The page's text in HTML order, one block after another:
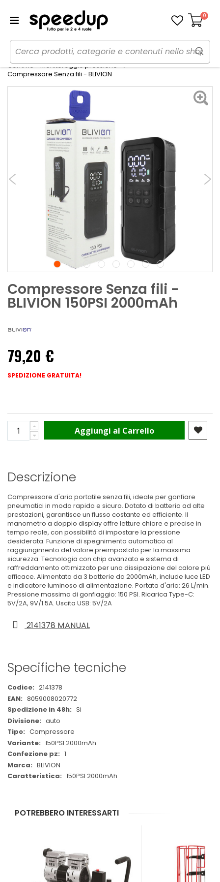
Carrello
0
Home Auto
Gomme, cerchi e freni
Gomme - Monitoraggio pressione
Compressore Senza fili - BLIVION
Compressore Senza fili -
BLIVION 150PSI 2000mAh
79,20 €
SPEDIZIONE GRATUITA!
Aggiungi al Carrello
Descrizione
Compressore d'aria portatile senza fili, ideale per gonfiare
pneumatici in modo rapido e sicuro. Dotato di batteria ad alte
prestazioni, garantisce un flusso costante ed efficiente. Il
manometro a doppio display offre letture chiare e precise in
tempo reale, con possibilità di impostare la pressione
desiderata. Funzione di spegnimento automatico al
raggiungimento del valore preimpostato per la massima
sicurezza. Tecnologia con chip avanzato e sistema di
raffreddamento ottimizzato per una dissipazione del calore più
efficace. Alimentato da 3 batterie da 2000mAh, include luce LED
e indicatore luminoso di alimentazione. Portata d'aria: 26 L/min.
Pressione massima di gonfiaggio: 150 PSI. Ricarica Type-C:
5V/2A, 9V/1.5A. Uscita USB: 5V/2A
2141378 MANUAL
Specifiche tecniche
Maggiori
Informazioni
2141378
8059008020772
Si
auto
Compressore
150PSI 2000mAh
1
BLIVION
150PSI 2000mAh
POTREBBERO INTERESSARTI